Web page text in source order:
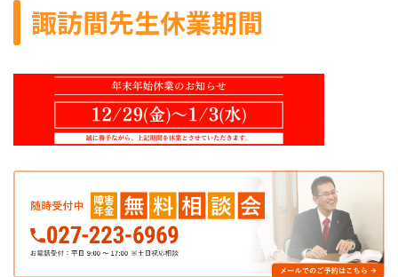
諏訪間先生休業期間